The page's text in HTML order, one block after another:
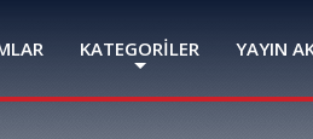
KATEGORİLER YAYIN